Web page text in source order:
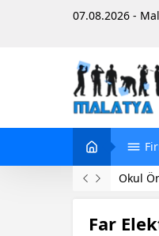
07.08.2026 -
Okul
Far